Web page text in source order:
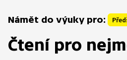
Námět do výuky pro:
Čtení pro